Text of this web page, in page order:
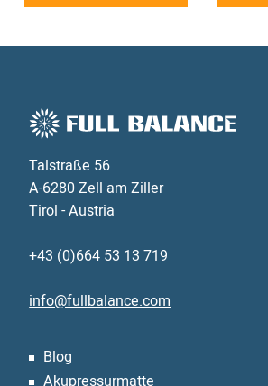
Talstraße 56
A-6280 Zell am Ziller
Tirol - Austria
+43 (0)664 53 13 719
info@fullbalance.com
Blog
Akupressurmatte